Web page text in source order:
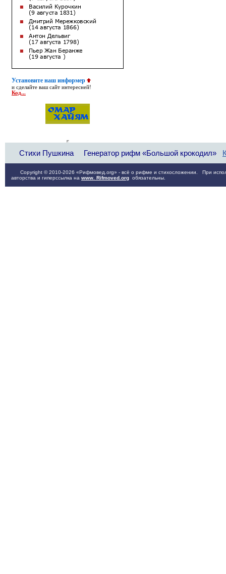
Установите наш информер
и сделайте ваш сайт интересней!
Код...
Стихи Пушкина Генератор рифм «Большой крокодил»
Copyright © 2010-2026 «Рифмовед.org» - всё о рифме и стихосложении. При
авторства и гиперссылка на www. Rifmoved.org обязательны.